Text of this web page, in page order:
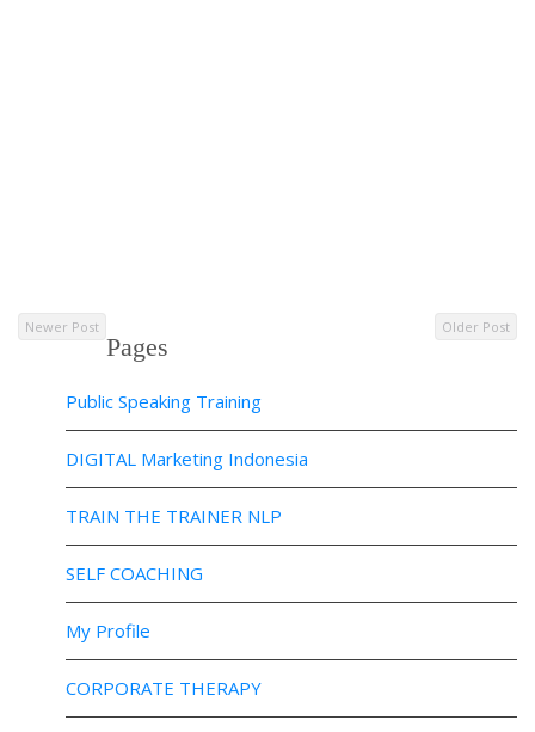
Newer Post Older Post
Pages
Public Speaking Training
DIGITAL Marketing Indonesia
TRAIN THE TRAINER NLP
SELF COACHING
My Profile
CORPORATE THERAPY